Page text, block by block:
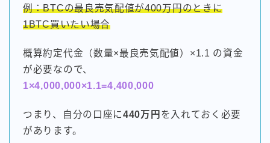
例：BTCの最良売気配値が400万円のときに
1BTC買いたい場合
概算約定代金（数量×最良売気配値）×1.1 の資金
が必要なので、
1×4,000,000×1.1=4,400,000
つまり、自分の口座に440万円 を入れておく必要
があります。